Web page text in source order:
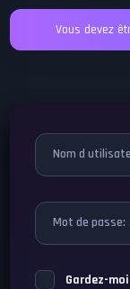
Vous devez
Nom d
Mot de passe:
Gardez-